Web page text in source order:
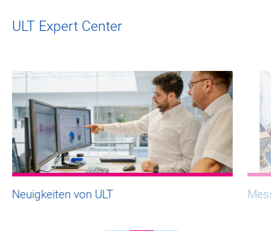
ULT Expert Center
Neuigkeiten von ULT